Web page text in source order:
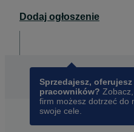
Dodaj ogłoszenie
Sprzedajesz,
pracowników?
firm możesz dotrzeć do
swoje cele.